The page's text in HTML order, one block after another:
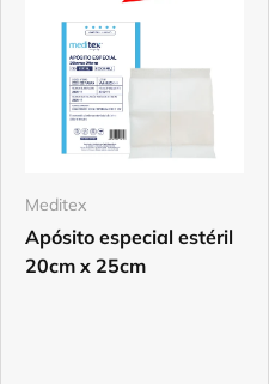
Meditex
Apósito especial estéril
20cm x 25cm